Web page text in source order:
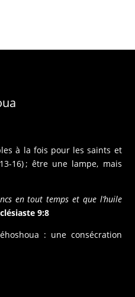
à la fois pour les saints et
16) ; être une lampe, mais
en tout temps et que l’huile
9:8
: une consécration